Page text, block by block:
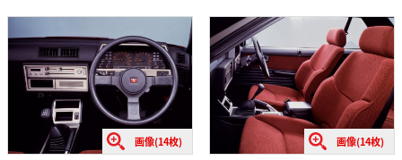
画像(14枚) 画像(14枚)